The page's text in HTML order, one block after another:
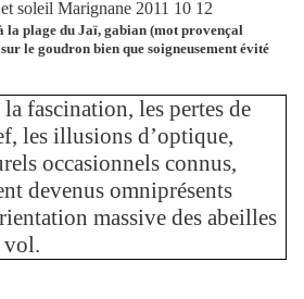
la plage du Jaï, gabian (mot provençal
le goudron bien que soigneusement évité
fascination, les pertes de
les illusions d’optique,
occasionnels connus,
devenus omniprésents
massive des abeilles
vol.